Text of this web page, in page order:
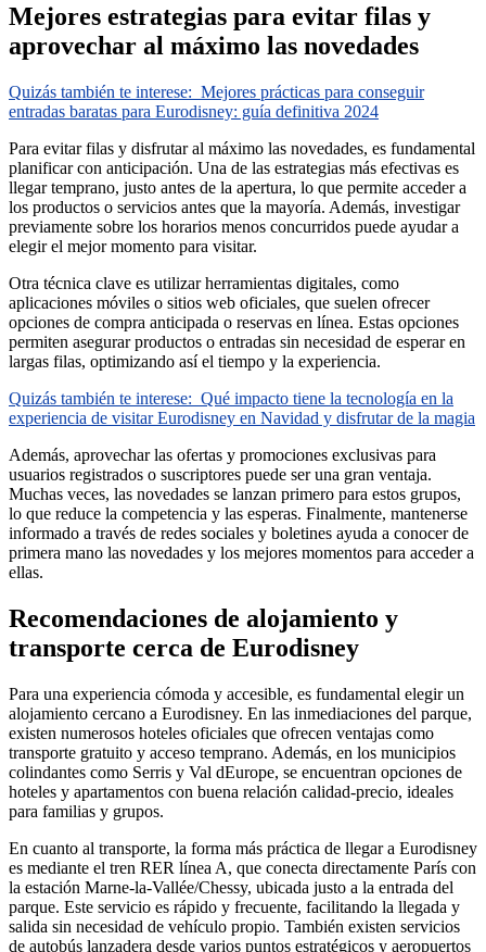
Mejores estrategias para evitar filas y
aprovechar al máximo las novedades
Quizás también te interese: Mejores prácticas para conseguir
entradas baratas para Eurodisney: guía definitiva 2024
Para evitar filas y disfrutar al máximo las novedades, es fundamental
planificar con anticipación. Una de las estrategias más efectivas es
llegar temprano, justo antes de la apertura, lo que permite acceder a
los productos o servicios antes que la mayoría. Además, investigar
previamente sobre los horarios menos concurridos puede ayudar a
elegir el mejor momento para visitar.
Otra técnica clave es utilizar herramientas digitales, como
aplicaciones móviles o sitios web oficiales, que suelen ofrecer
opciones de compra anticipada o reservas en línea. Estas opciones
permiten asegurar productos o entradas sin necesidad de esperar en
largas filas, optimizando así el tiempo y la experiencia.
Quizás también te interese: Qué impacto tiene la tecnología en la
experiencia de visitar Eurodisney en Navidad y disfrutar de la magia
Además, aprovechar las ofertas y promociones exclusivas para
usuarios registrados o suscriptores puede ser una gran ventaja.
Muchas veces, las novedades se lanzan primero para estos grupos,
lo que reduce la competencia y las esperas. Finalmente, mantenerse
informado a través de redes sociales y boletines ayuda a conocer de
primera mano las novedades y los mejores momentos para acceder a
ellas.
Recomendaciones de alojamiento y
transporte cerca de Eurodisney
Para una experiencia cómoda y accesible, es fundamental elegir un
alojamiento cercano a Eurodisney. En las inmediaciones del parque,
existen numerosos hoteles oficiales que ofrecen ventajas como
transporte gratuito y acceso temprano. Además, en los municipios
colindantes como Serris y Val dEurope, se encuentran opciones de
hoteles y apartamentos con buena relación calidad-precio, ideales
para familias y grupos.
En cuanto al transporte, la forma más práctica de llegar a Eurodisney
es mediante el tren RER línea A, que conecta directamente París con
la estación Marne-la-Vallée/Chessy, ubicada justo a la entrada del
parque. Este servicio es rápido y frecuente, facilitando la llegada y
salida sin necesidad de vehículo propio. También existen servicios
de autobús lanzadera desde varios puntos estratégicos y aeropuertos